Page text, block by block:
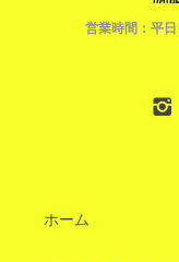
営業時間：平
ホーム